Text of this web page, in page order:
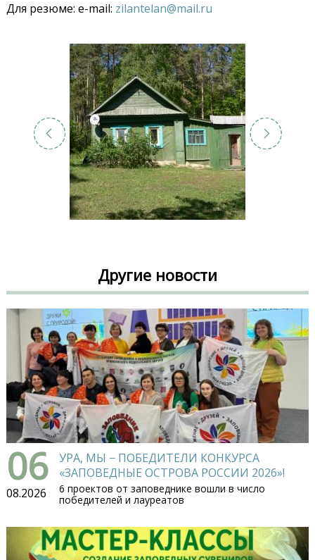
Для резюме: e-mail: zilantelan@mail.ru
Другие новости
06
08.2026
УРА, МЫ − ПОБЕДИТЕЛИ КОНКУРСА
«ЗАПОВЕДНЫЕ ОСТРОВА РОССИИ 2026»!
6 проектов от заповеднике вошли в число
победителей и лауреатов